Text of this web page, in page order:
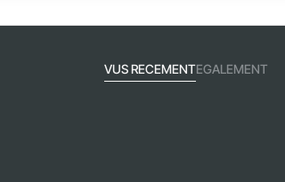
VUS RECEMENTEGALEMENT